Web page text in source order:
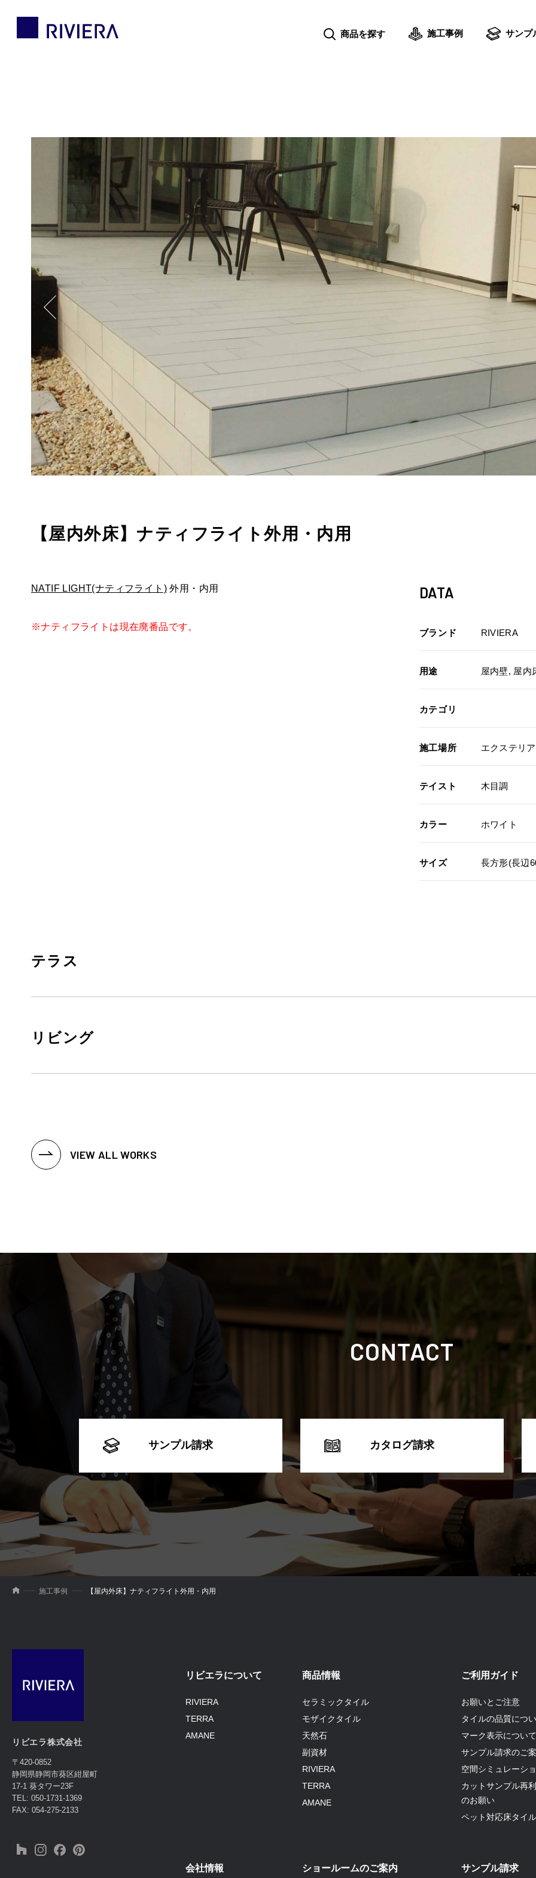
商品を探す 施工事例 サンプ
【屋内外床】ナティフライト外用・内用
NATIF LIGHT(ナティフライト) 外用・内用
※ナティフライトは現在廃番品です。
DATA
ブランド RIVIERA
用途 屋内壁, 屋内
カテゴリ
施工場所 エクステリ
テイスト 木目調
カラー ホワイト
サイズ 長方形(長辺
テラス
リビング
VIEW ALL WORKS
CONTACT
サンプル請求 カタログ請求
施工事例 【屋内外床】ナティフライト外用・内用
リビエラ株式会社
〒420-0852
静岡県静岡市葵区紺屋町
17-1 葵タワー23F
TEL: 050-1731-1369
FAX: 054-275-2133
リビエラについて
RIVIERA
TERRA
AMANE
商品情報
セラミックタイル
モザイクタイル
天然石
副資材
RIVIERA
TERRA
AMANE
ご利用ガイド
お願いとご注意
タイルの品質につ
マーク表示について
サンプル請求のご
空間シミュレーシ
カットサンプル再
のお願い
ペット対応床タイ
会社情報 ショールームのご案内 サンプル請求